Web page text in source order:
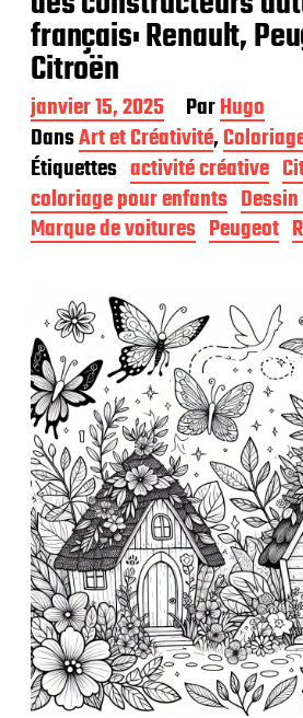
français: Renault,
Citroën
D
a
t
e
d
e
p
c
a
t
i
o
n
janvier 15, 2025 ParHugo
DansArt et Créativité,
Étiquettes activité créative
coloriage pour enfants
Marque de voitures Peugeot